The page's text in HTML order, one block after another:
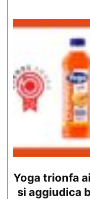
Yoga trionfa
si aggiudica